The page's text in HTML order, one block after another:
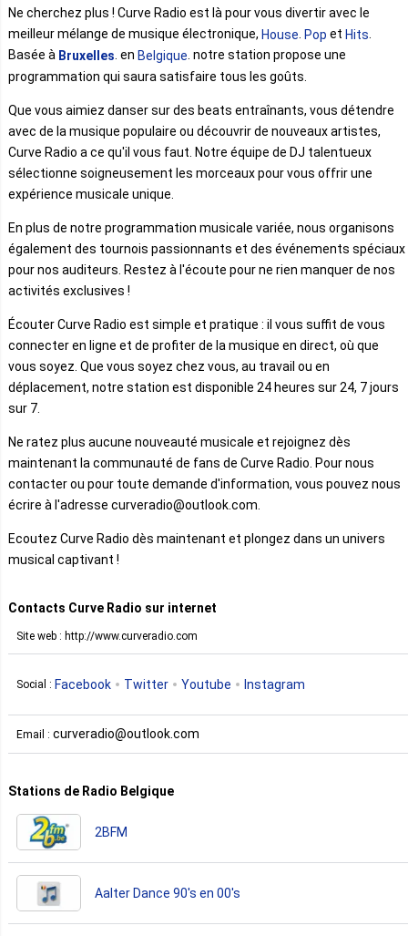
Ne cherchez plus ! Curve Radio est là pour vous divertir avec le
meilleur mélange de musique électronique, House Pop et Hits
Basée à Bruxelles. en Belgique. notre station propose une
programmation qui saura satisfaire tous les goûts.
Que vous aimiez danser sur des beats entraînants, vous détendre
avec de la musique populaire ou découvrir de nouveaux artistes,
Curve Radio a ce qu'il vous faut. Notre équipe de DJ talentueux
sélectionne soigneusement les morceaux pour vous offrir une
expérience musicale unique.
En plus de notre programmation musicale variée, nous organisons
également des tournois passionnants et des événements spéciaux
pour nos auditeurs. Restez à l'écoute pour ne rien manquer de nos
activités exclusives !
Écouter Curve Radio est simple et pratique : il vous suffit de vous
connecter en ligne et de profiter de la musique en direct, où que
vous soyez. Que vous soyez chez vous, au travail ou en
déplacement, notre station est disponible 24 heures sur 24, 7 jours
sur 7.
Ne ratez plus aucune nouveauté musicale et rejoignez dès
maintenant la communauté de fans de Curve Radio. Pour nous
contacter ou pour toute demande d'information, vous pouvez nous
écrire à l'adresse curveradio@outlook.com.
Ecoutez Curve Radio dès maintenant et plongez dans un univers
musical captivant !
Contacts Curve Radio sur internet
Site web : http://www.curveradio.com
Social : Facebook Twitter Youtube Instagram
Email : curveradio@outlook.com
Stations de Radio Belgique
2BFM
Aalter Dance 90's en 00's